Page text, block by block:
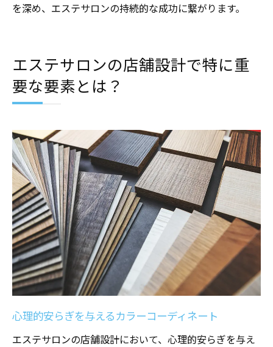
を深め、エステサロンの持続的な成功に繋がります。
エステサロンの店舗設計で特に重
要な要素とは？
心理的安らぎを与えるカラーコーディネート
エステサロンの店舗設計において、心理的安らぎを与え